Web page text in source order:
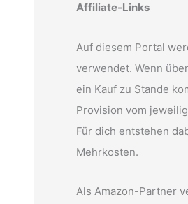
Affiliate-Links
Auf diesem Portal
verwendet. Wenn
ein Kauf zu Stande
Provision vom
Für dich entstehen
Mehrkosten.
Als Amazon-Partner